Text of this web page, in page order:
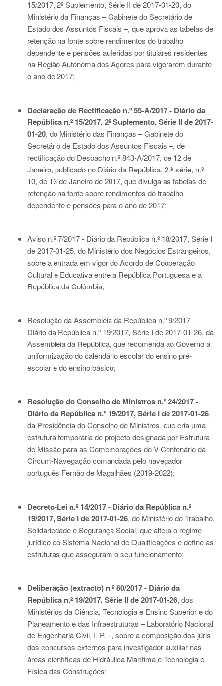
15/2017, 2º Suplemento, Série II de 2017-01-20, do
Ministério da Finanças – Gabinete do Secretário de
Estado dos Assuntos Fiscais –, que aprova as tabelas de
retenção na fonte sobre rendimentos do trabalho
dependente e pensões auferidas por titulares residentes
na Região Autónoma dos Açores para vigorarem durante
o ano de 2017;
Declaração de Rectificação n.º 55-A/2017 - Diário da
República n.º 15/2017, 2º Suplemento, Série II de 2017-
01-20, do Ministério das Finanças – Gabinete do
Secretário de Estado dos Assuntos Fiscais –, de
rectificação do Despacho n.º 843-A/2017, de 12 de
Janeiro, publicado no Diário da República, 2.ª série, n.º
10, de 13 de Janeiro de 2017, que divulga as tabelas de
retenção na fonte sobre rendimentos do trabalho
dependente e pensões para o ano de 2017;
Aviso n.º 7/2017 - Diário da República n.º 18/2017, Série I
de 2017-01-25, do Ministério dos Negócios Estrangeiros,
sobre a entrada em vigor do Acordo de Cooperação
Cultural e Educativa entre a República Portuguesa e a
República da Colômbia;
Resolução da Assembleia da República n.º 9/2017 -
Diário da República n.º 19/2017, Série I de 2017-01-26, da
Assembleia da República, que recomenda ao Governo a
uniformização do calendário escolar do ensino pré-
escolar e do ensino básico;
Resolução do Conselho de Ministros n.º 24/2017 -
Diário da República n.º 19/2017, Série I de 2017-01-26,
da Presidência do Conselho de Ministros, que cria uma
estrutura temporária de projecto designada por Estrutura
de Missão para as Comemorações do V Centenário da
Circum-Navegação comandada pelo navegador
português Fernão de Magalhães (2019-2022);
Decreto-Lei n.º 14/2017 - Diário da República n.º
19/2017, Série I de 2017-01-26, do Ministério do Trabalho,
Solidariedade e Segurança Social, que altera o regime
jurídico do Sistema Nacional de Qualificações e define as
estruturas que asseguram o seu funcionamento;
Deliberação (extracto) n.º 60/2017 - Diário da
República n.º 19/2017, Série II de 2017-01-26, dos
Ministérios da Ciência, Tecnologia e Ensino Superior e do
Planeamento e das Infraestruturas – Laboratório Nacional
de Engenharia Civil, I. P. –, sobre a composição dos júris
dos concursos externos para investigador auxiliar nas
áreas científicas de Hidráulica Marítima e Tecnologia e
Física das Construções;